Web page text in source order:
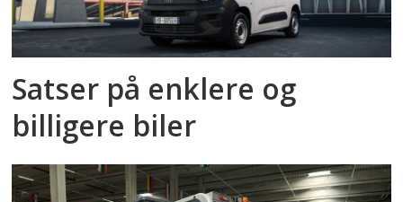
Satser på enklere og
billigere biler